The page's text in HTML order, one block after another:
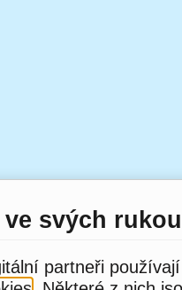
svých rukou
partneři